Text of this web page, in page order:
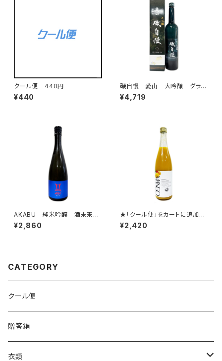
クール便 440円
¥440
磯自慢 愛山 大吟醸 グラッ
パボトル 720ml
¥4,719
AKABU 純米吟醸 酒未来
720ml
¥2,860
★「クール便」をカートに追加し
てご注文ください。★鳳凰美田
マンゴー~Mango 2026 720
¥2,420
CATEGORY
クール便
贈答箱
衣類